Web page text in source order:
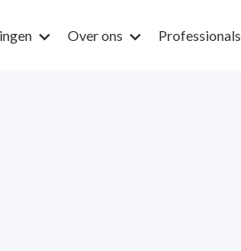
Over ons Professionals